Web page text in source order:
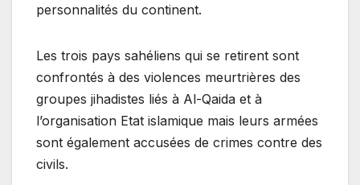
personnalités du continent.
Les trois pays sahéliens qui se retirent sont
confrontés à des violences meurtrières des
groupes jihadistes liés à Al-Qaida et à
l’organisation Etat islamique mais leurs armées
sont également accusées de crimes contre des
civils.